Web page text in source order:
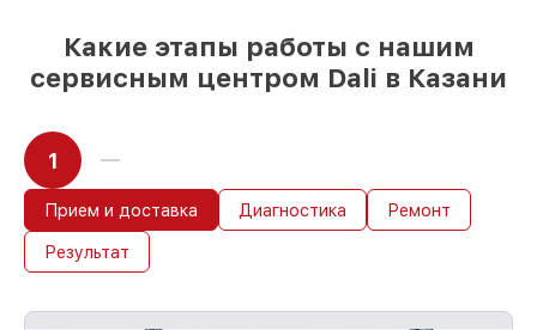
Какие этапы работы с нашим
сервисным центром Dali в Казани
1
Прием и доставка Диагностика Ремонт
Результат